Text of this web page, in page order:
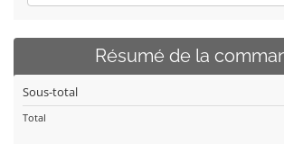
Résumé de la
Sous-total
Total